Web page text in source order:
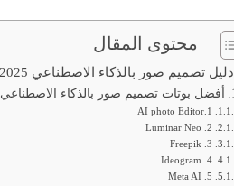
محتوى المقال
دليل تصميم صور بالذكاء الاصطناعي 2025
أفضل بوتات تصميم صور بالذكاء الاصطناعي
1.AI photo Editor
2. Luminar Neo
3. Freepik
4. Ideogram
5. Meta AI